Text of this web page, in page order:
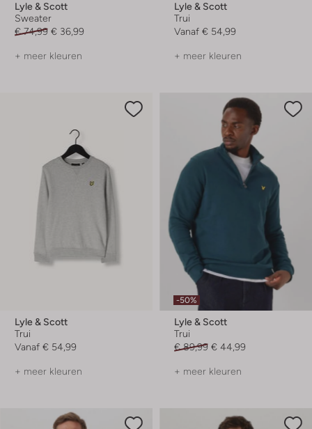
Lyle & Scott
Sweater
€ 74,99 € 36,99
+ meer kleuren
Lyle & Scott
Trui
Vanaf € 54,99
+ meer kleuren
Lyle & Scott
Trui
Vanaf € 54,99
+ meer kleuren
-50%
Lyle & Scott
Trui
€ 89,99 € 44,99
+ meer kleuren